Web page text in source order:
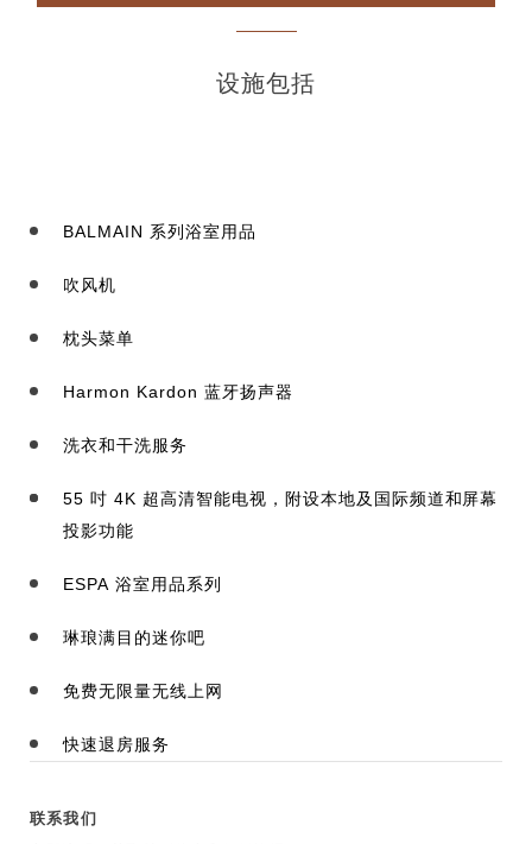
设施包括
BALMAIN 系列浴室用品
吹风机
枕头菜单
Harmon Kardon 蓝牙扬声器
洗衣和干洗服务
55 吋 4K 超高清智能电视，附设本地及国际频道和屏幕
投影功能
ESPA 浴室用品系列
琳琅满目的迷你吧
免费无限量无线上网
快速退房服务
联系我们